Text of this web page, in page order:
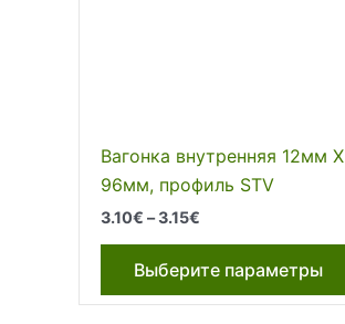
Вагонка внутренняя 12мм Х
96мм, профиль STV
3.10€ –3.15€
–
3.15€
Выберите параметры